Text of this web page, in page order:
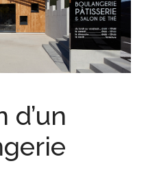
d’un